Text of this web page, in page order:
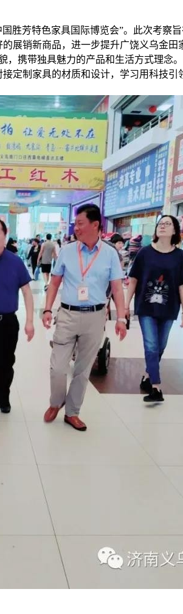
胜芳特色家具国际博览会”。此次考察
展销新商品，进一步提升广饶义乌金
带独具魅力的产品和生活方式理念
定制家具的材质和设计，学习用科技